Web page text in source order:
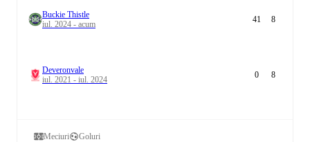
Buckie Thistle
iul. 2024 - acum
41 8
Deveronvale
iul. 2021 - iul. 2024
0 8
Meciuri Goluri